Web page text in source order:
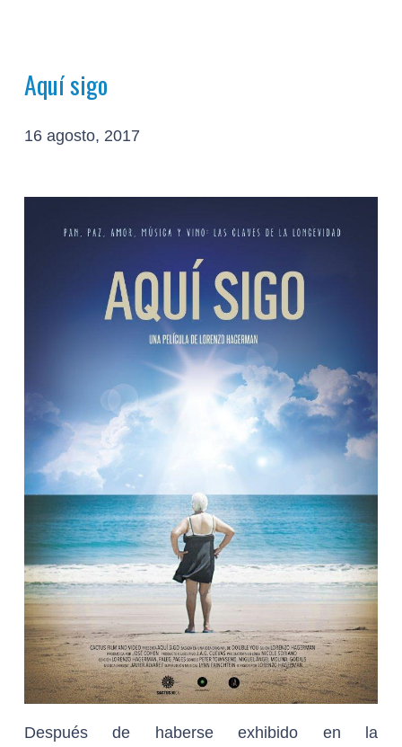
Aquí sigo
16 agosto, 2017
Después de haberse exhibido en la